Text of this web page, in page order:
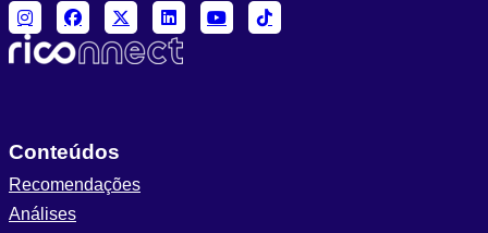
Conteúdos
Recomendações
Análises